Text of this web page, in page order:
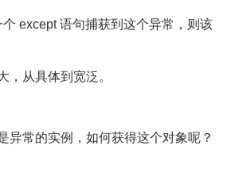
except 语句捕获到这个异常，则该
，从具体到宽泛。
异常的实例，如何获得这个对象呢？